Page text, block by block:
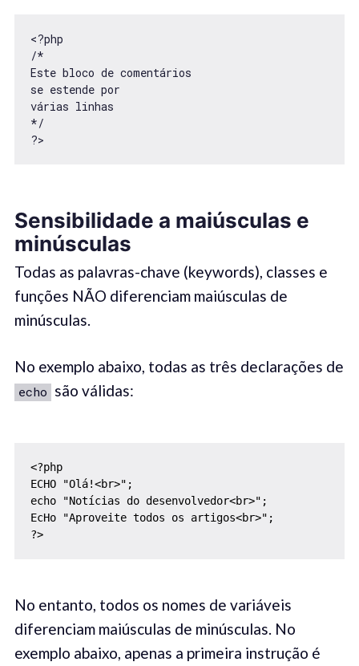
<?php
/*
Este bloco de comentários
se estende por
várias linhas
*/
?>
Sensibilidade a maiúsculas e
minúsculas
Todas as palavras-chave (keywords), classes e
funções NÃO diferenciam maiúsculas de
minúsculas.
No exemplo abaixo, todas as três declarações de
echo são válidas:
<?php
ECHO "Olá!<br>";
echo "Notícias do desenvolvedor<br>";
EcHo "Aproveite todos os artigos<br>";
?>
No entanto, todos os nomes de variáveis ​​
diferenciam maiúsculas de minúsculas. No
exemplo abaixo, apenas a primeira instrução é